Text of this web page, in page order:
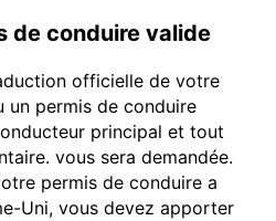
de conduire valide
officielle de votre
un permis de conduire
principal et tout
vous sera demandée.
permis de conduire a
Uni, vous devez apporter